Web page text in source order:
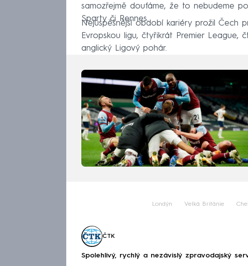
samozřejmě doufáme, že to nebudeme
Sparty či Rennes.
Nejúspěšnější období kariéry prožil Čech
Evropskou ligu, čtyřikrát Premier
anglický Ligový pohár.
Londýn Velká Británie
ČTK
Spolehlivý, rychlý a nezávislý zpravodajský